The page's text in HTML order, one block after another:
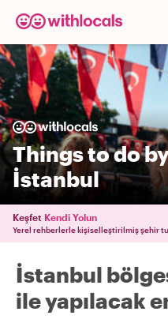
Things to do
İstanbul
Keşfet Kendi Yolun
Yerel rehberlerle kişiselleştirilmiş şehir
İstanbul
ile yapılacak